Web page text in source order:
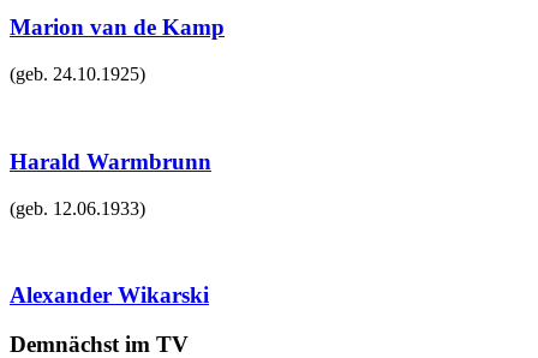
Marion van de Kamp
(geb. 24.10.1925)
Harald Warmbrunn
(geb. 12.06.1933)
Alexander Wikarski
Demnächst im TV